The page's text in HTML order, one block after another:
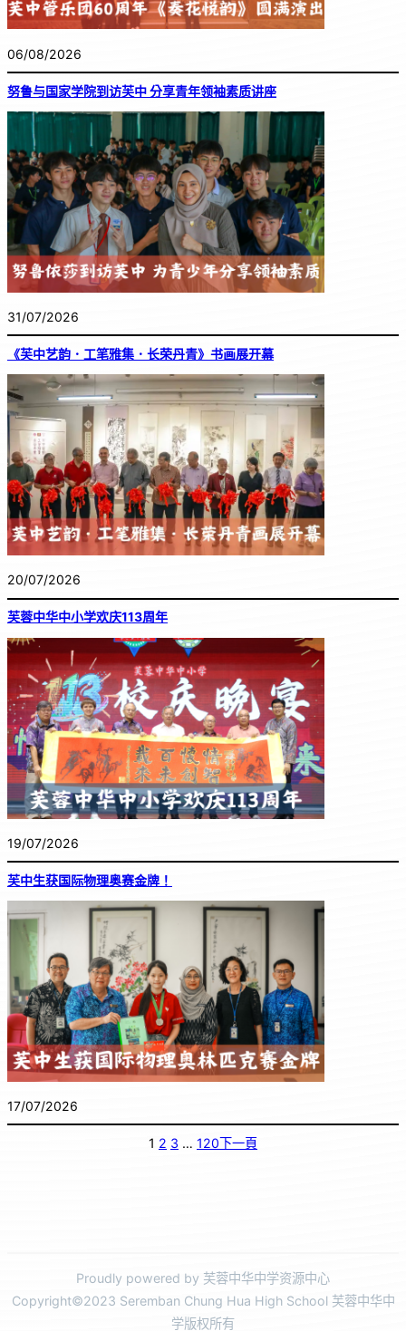
06/08/2026
努鲁与国家学院到访芙中 分享青年领袖素质讲座
31/07/2026
《芙中艺韵．工笔雅集．长荣丹青》书画展开幕
20/07/2026
芙蓉中华中小学欢庆113周年
19/07/2026
芙中生获国际物理奥赛金牌！
17/07/2026
1 2 3 … 120下一頁
Proudly powered by 芙蓉中华中学资源中心
Copyright©2023 Seremban Chung Hua High School 芙蓉中华中
学版权所有